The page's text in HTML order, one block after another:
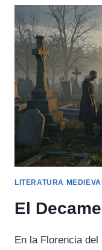
CUENTO
LITERATURA
El
En la Florencia